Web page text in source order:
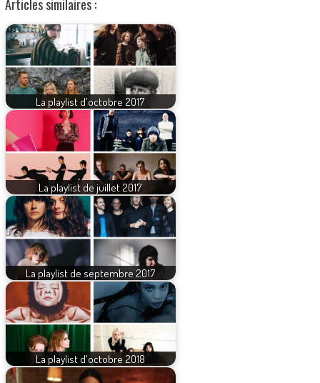
Articles similaires :
La playlist d'octobre 2017
La playlist de juillet 2017
La playlist de septembre 2017
La playlist d'octobre 2018